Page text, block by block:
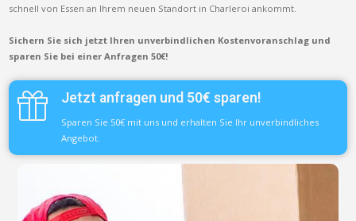
schnell von Essen an Ihrem neuen Standort in Charleroi ankommt.
Sichern Sie sich jetzt Ihren unverbindlichen Kostenvoranschlag und
sparen Sie bei einer Anfragen 50€!
Jetzt anfragen und 50€ sparen!
Sparen Sie 50€ mit uns und erhalten Sie Ihr unverbindliches
Angebot.